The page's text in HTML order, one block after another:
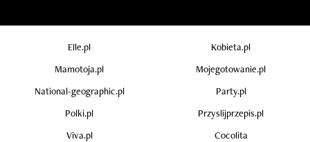
Elle.pl
Kobieta.pl
Mamotoja.pl
Mojegotowanie.pl
National-geographic.pl
Party.pl
Polki.pl
Przyslijprzepis.pl
Viva.pl
Cocolita